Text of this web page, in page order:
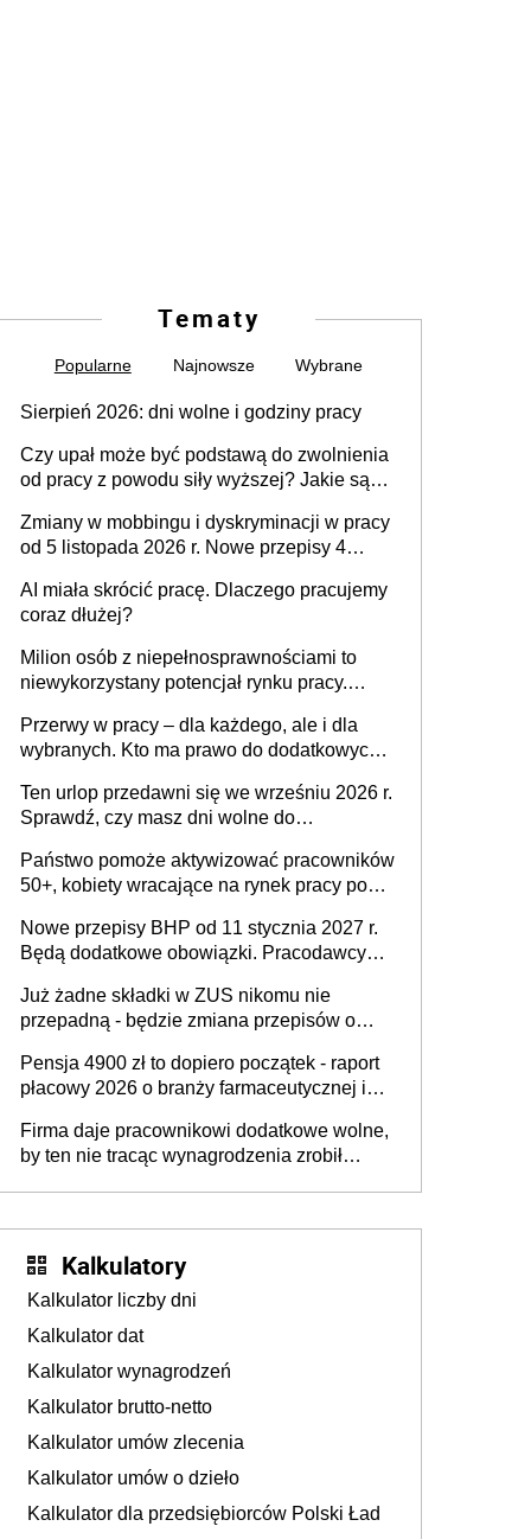
Tematy
Popularne Najnowsze Wybrane
Sierpień 2026: dni wolne i godziny pracy
Czy upał może być podstawą do zwolnienia
od pracy z powodu siły wyższej? Jakie są
Zmiany w mobbingu i dyskryminacji w pracy
od 5 listopada 2026 r. Nowe przepisy 4
Ustaw
AI miała skrócić pracę. Dlaczego pracujemy
coraz dłużej?
Milion osób z niepełnosprawnościami to
niewykorzystany potencjał rynku pracy.
dofinansowań czy refundacji, ale bariery po
stronie systemu i świadomości
pracodawców [WYWIAD]
Przerwy w pracy – dla każdego, ale i dla
wybranych. Kto ma prawo do dodatkowych
Ten urlop przedawni się we wrześniu 2026 r.
Sprawdź, czy masz dni wolne do
Państwo pomoże aktywizować pracowników
50+, kobiety wracające na rynek pracy po
osoby neuroatypowe. Powstanie Fundusz
na rzecz Inkluzywności w Zatrudnianiu?
Nowe przepisy BHP od 11 stycznia 2027 r.
Będą dodatkowe obowiązki. Pracodawcy
Już żadne składki w ZUS nikomu nie
przepadną - będzie zmiana przepisów o
ubezpieczeniom społecznym
Pensja 4900 zł to dopiero początek - raport
płacowy 2026 o branży farmaceutycznej i
Firma daje pracownikowi dodatkowe wolne,
by ten nie tracąc wynagrodzenia zrobił
Kalkulatory
Kalkulator liczby dni
Kalkulator dat
Kalkulator wynagrodzeń
Kalkulator brutto-netto
Kalkulator umów zlecenia
Kalkulator umów o dzieło
Kalkulator dla przedsiębiorców Polski Ład